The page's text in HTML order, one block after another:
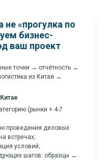
не «прогулка по
бизнес-
ваш проект
точки → отчётность →
из Китая →
(рынки + 4-7
проведения деловых
встречах;
условий;
шагов: образцы →